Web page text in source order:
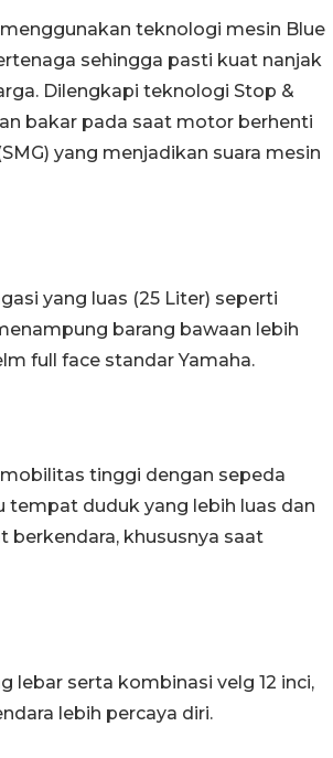
teknologi mesin Blue
sehingga pasti kuat nanjak
Dilengkapi teknologi Stop &
bakar pada saat motor berhenti
yang menjadikan suara mesin
yang luas (25 Liter) seperti
barang bawaan lebih
full face standar Yamaha.
tinggi dengan sepeda
tempat duduk yang lebih luas dan
berkendara, khususnya saat
lebar serta kombinasi velg 12 inci,
lebih percaya diri.